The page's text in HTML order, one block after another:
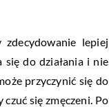
lepiej
się do działania i nie
przyczynić się do
się zmęczeni. Po